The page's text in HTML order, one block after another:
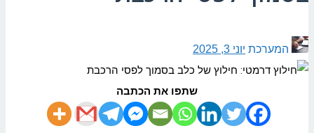
המערכת יוני 3, 2025
שתפו את הכתבה